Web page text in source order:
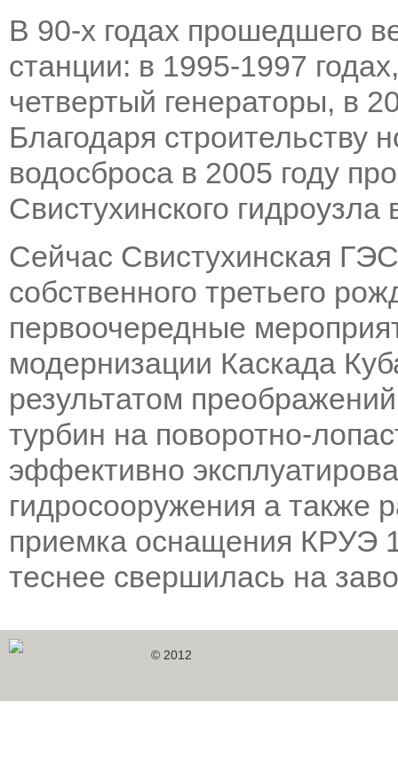
В 90-х годах прошедшего
станции: в 1995-1997
четвертый генераторы, в
Благодаря строительству
водосброса в 2005 году
Свистухинского
Сейчас Свистухинская
собственного третьего
первоочередные
модернизации Каскада
результатом
турбин на поворотно-
эффективно
гидросооружения а также
приемка оснащения КРУЭ
теснее свершилась на
© 2012